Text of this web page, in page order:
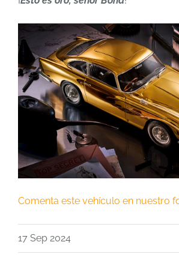
Comenta este vehículo en nuestro
17 Sep 2024